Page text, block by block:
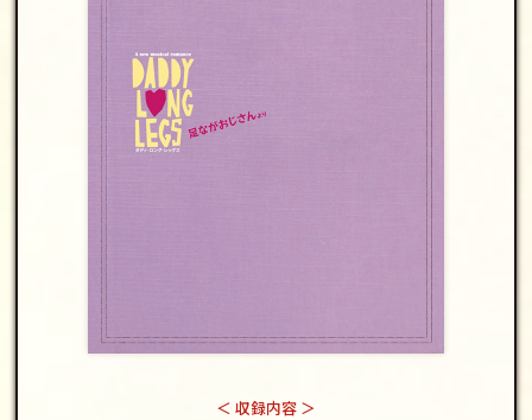
＜ 収録内容 ＞